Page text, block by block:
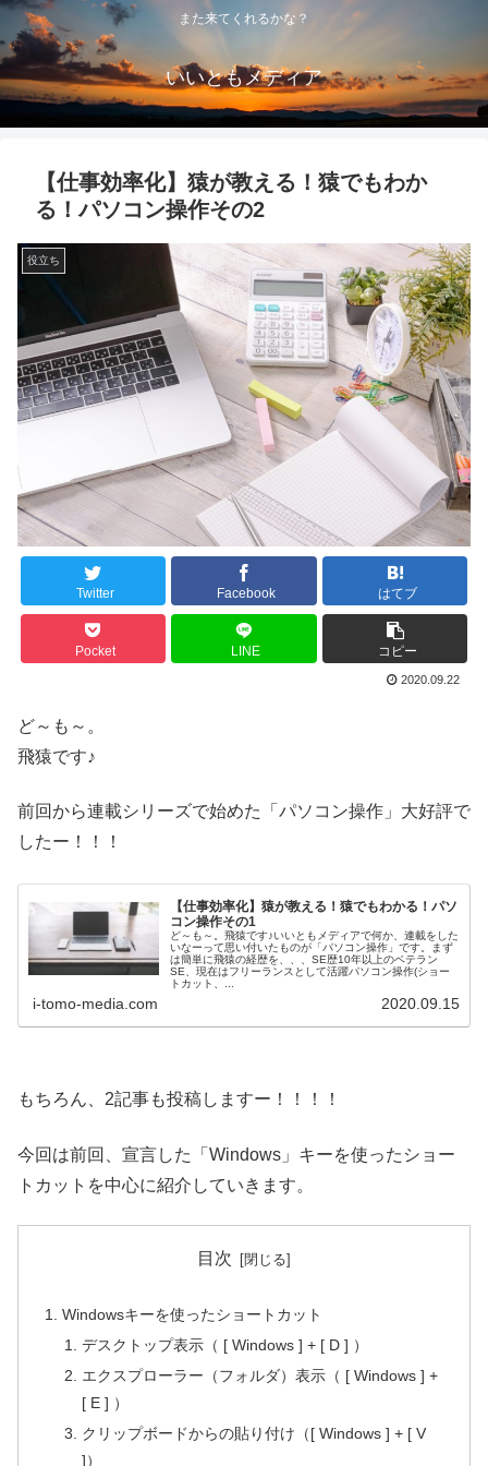
また来てくれるかな？
いいともメディア
【仕事効率化】猿が教える！猿でもわか
る！パソコン操作その2
役立ち
Twitter Facebook はてブ
Pocket LINE コピー
2020.09.22
ど～も～。
飛猿です♪
前回から連載シリーズで始めた「パソコン操作」大好評で
したー！！！
【仕事効率化】猿が教える！猿でもわかる！パソ
コン操作その1
ど～も～。飛猿です♪いいともメディアで何か、連載をした
いなーって思い付いたものが「パソコン操作」です。まず
は簡単に飛猿の経歴を、、、SE歴10年以上のベテラン
SE、現在はフリーランスとして活躍パソコン操作(ショー
トカット、...
i-tomo-media.com 2020.09.15
もちろん、2記事も投稿しますー！！！！
今回は前回、宣言した「Windows」キーを使ったショー
トカットを中心に紹介していきます。
目次
Windowsキーを使ったショートカット
デスクトップ表示（ [ Windows ] + [ D ] ）
エクスプローラー（フォルダ）表示（ [ Windows ] +
[ E ] ）
クリップボードからの貼り付け（[ Windows ] + [ V
]）